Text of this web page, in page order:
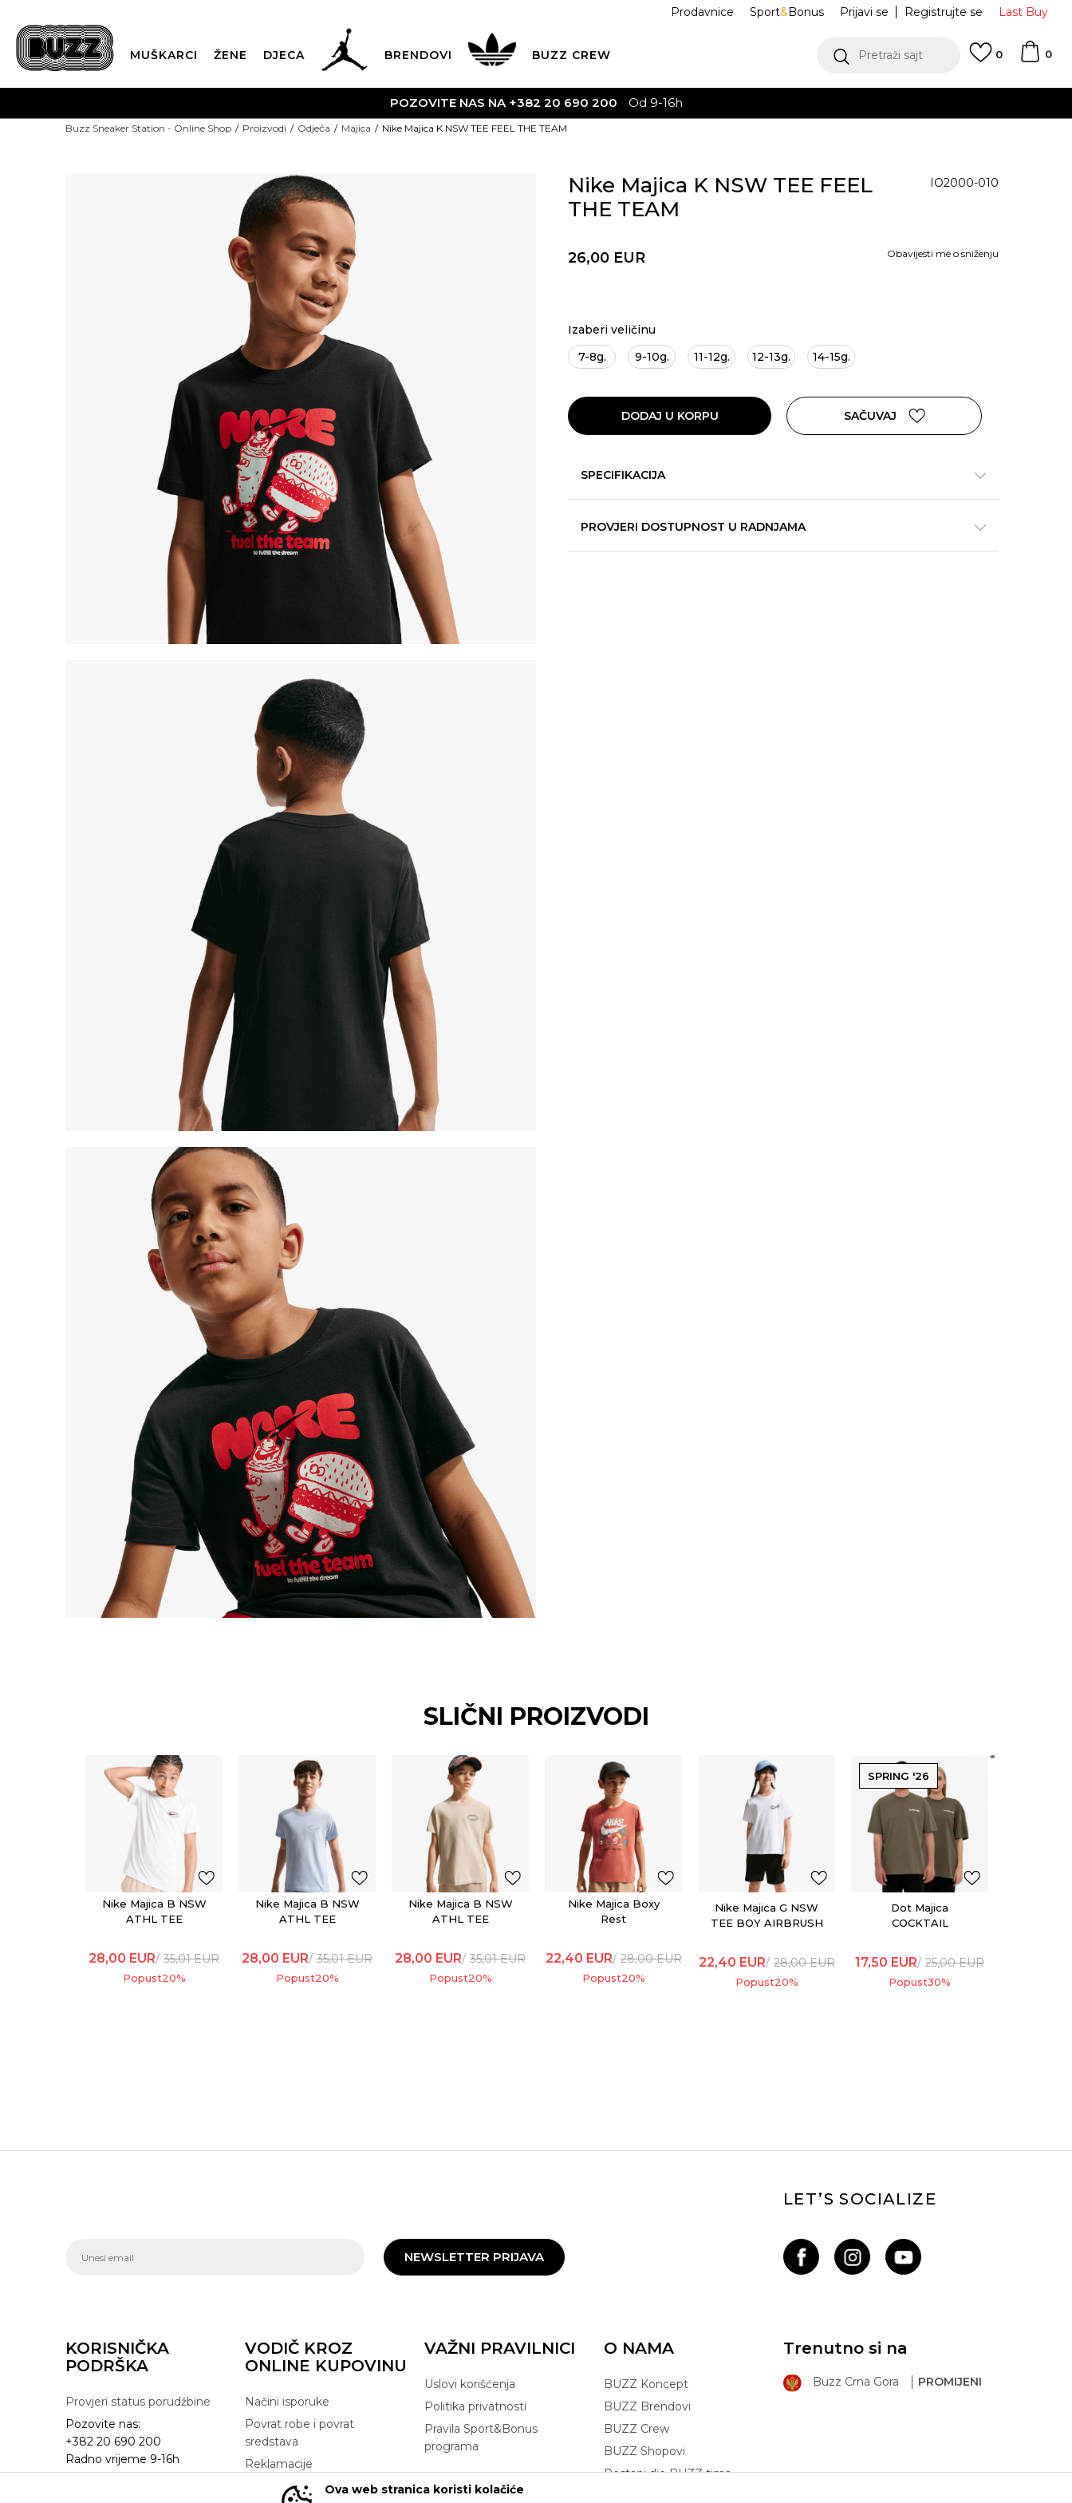
Last Buy
Prijavi se Registrujte se
Prodavnice Sport&Bonus
MUŠKARCI ŽENE DJECA BRENDOVI BUZZ CREW Pretraži sajt 0
0
POZOVITE NAS NA +382 20 690 200 Od 9-16h
Buzz Sneaker Station - Online Shop Proizvodi Odjeća Majica Nike Majica K NSW TEE FEEL THE TEAM
Nike Majica K NSW TEE FEEL
THE TEAM
IO2000-010
26,00 EUR Obavijesti me o sniženju
Izaberi veličinu
7-8g.
9-10g. 11-12g. 12-13g. 14-15g.
DODAJ U KORPU SAČUVAJ
SPECIFIKACIJA
PROVJERI DOSTUPNOST U RADNJAMA
SLIČNI PROIZVODI
Nike Majica B NSW
ATHL TEE
28,00 EUR 35,01EUR
Popust20%
Nike Majica B NSW
ATHL TEE
28,00 EUR 35,01EUR
Popust20%
Nike Majica B NSW
ATHL TEE
28,00 EUR 35,01EUR
Popust20%
Nike Majica Boxy
Rest
22,40 EUR 28,00EUR
Popust20%
Nike Majica G NSW
TEE BOY AIRBRUSH
22,40 EUR 28,00EUR
Popust20%
SPRING '26
Dot Majica
COCKTAIL
17,50 EUR 25,00EUR
Popust30%
NEWSLETTER PRIJAVA
LET’S SOCIALIZE
KORISNIČKA
PODRŠKA
Provjeri status porudžbine
Pozovite nas:
+382 20 690 200
Radno vrijeme 9-16h
online@buzzsneakers.me
VODIČ KROZ
ONLINE KUPOVINU
Načini isporuke
Povrat robe i povrat
sredstava
Reklamacije
Zamjena artikla
VAŽNI PRAVILNICI
Uslovi korišćenja
Politika privatnosti
Pravila Sport&Bonus
programa
O NAMA
BUZZ Koncept
BUZZ Brendovi
BUZZ Crew
BUZZ Shopovi
Postani dio BUZZ tima
Trenutno si na
Buzz Crna Gora PROMIJENI
Ova web stranica koristi kolačiće